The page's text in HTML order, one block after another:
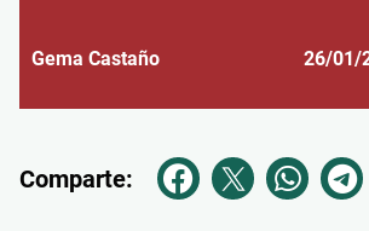
Gema Castaño 26/01/
Comparte: